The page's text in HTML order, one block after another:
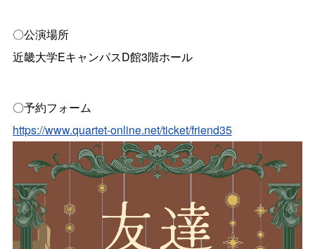
〇公演場所
近畿大学EキャンパスD館3階ホール
〇予約フォーム
https://www.quartet-online.net/ticket/friend35